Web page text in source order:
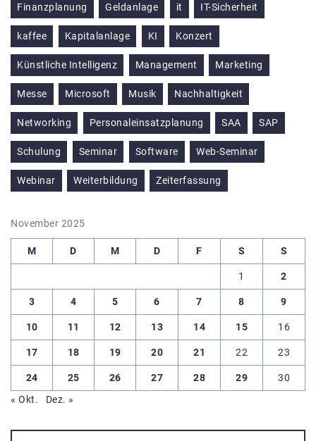
Finanzplanung Geldanlage it IT-Sicherheit
kaffee Kapitalanlage KI Konzert
Künstliche Intelligenz Management Marketing
Messe Microsoft Musik Nachhaltigkeit
Networking Personaleinsatzplanung SAA SAP
Schulung Seminar Software Web-Seminar
Webinar Weiterbildung Zeiterfassung
November 2025
M D M D F S S
1 2
3 4 5 6 7 8 9
10 11 12 13 14 15 16
17 18 19 20 21 22 23
24 25 26 27 28 29
30
« Okt.
Dez. »